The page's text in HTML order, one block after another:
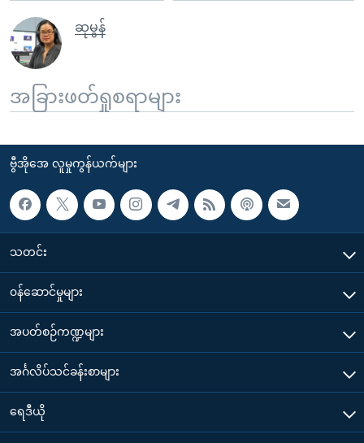
ဆုမွန်
အခြားဖတ်ရှုစရာများ
ဗွီအိုအေ လူမှုကွန်ယက်များ
သတင်း
၀န်ဆောင်မှုများ
အပတ်စဉ်ကဏ္ဍများ
အင်္ဂလိပ်သင်ခန်းစာများ
ရေဒီယို